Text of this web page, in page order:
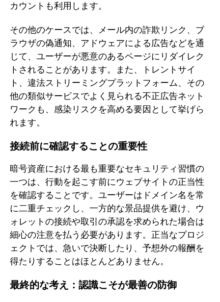
カウントも利用します。
その他のケースでは、メール内の詐欺リンク、ブ
ラウザの偽通知、アドウェアによる広告などを通
じて、ユーザーが悪意のあるページにリダイレク
トされることがあります。また、トレントサイ
ト、違法ストリーミングプラットフォーム、その
他の類似サービスでよく見られる不正広告ネット
ワークも、感染リスクを高める要因として挙げら
れます。
接続前に確認することの重要性
暗号資産における最も重要なセキュリティ習慣の
一つは、行動を起こす前にウェブサイトの正当性
を確認することです。ユーザーはドメイン名を常
に二重チェックし、一方的な景品提供を避け、ウ
ォレットの接続や取引の承認を求められた場合は
細心の注意を払う必要があります。正当なプロジ
ェクトでは、急いで決断したり、予想外の報酬を
得たりすることはほとんどありません。
最終的な考え：認識こそが最善の防御